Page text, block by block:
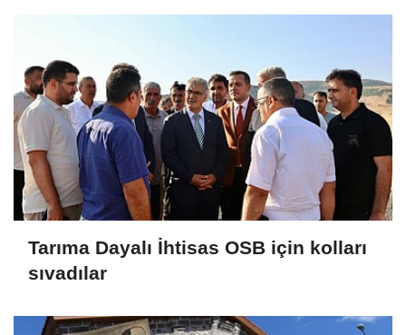
Tarıma Dayalı İhtisas OSB için kolları
sıvadılar